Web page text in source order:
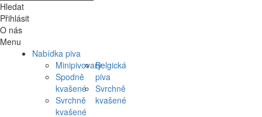
Hledat
Přihlásit
O nás
Menu
Nabídka piva
Minipivovary
Spodně
kvašené
Svrchně
kvašené
Belgická
piva
Svrchně
kvašené